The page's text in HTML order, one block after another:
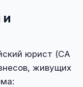
юрист (CA
живущих